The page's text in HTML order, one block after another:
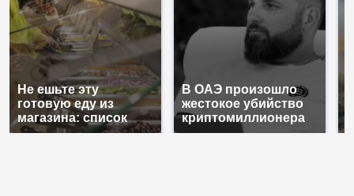
Не ешьте эту
готовую еду из
магазина: список
В ОАЭ произошло
жестокое убийство
криптомиллионера